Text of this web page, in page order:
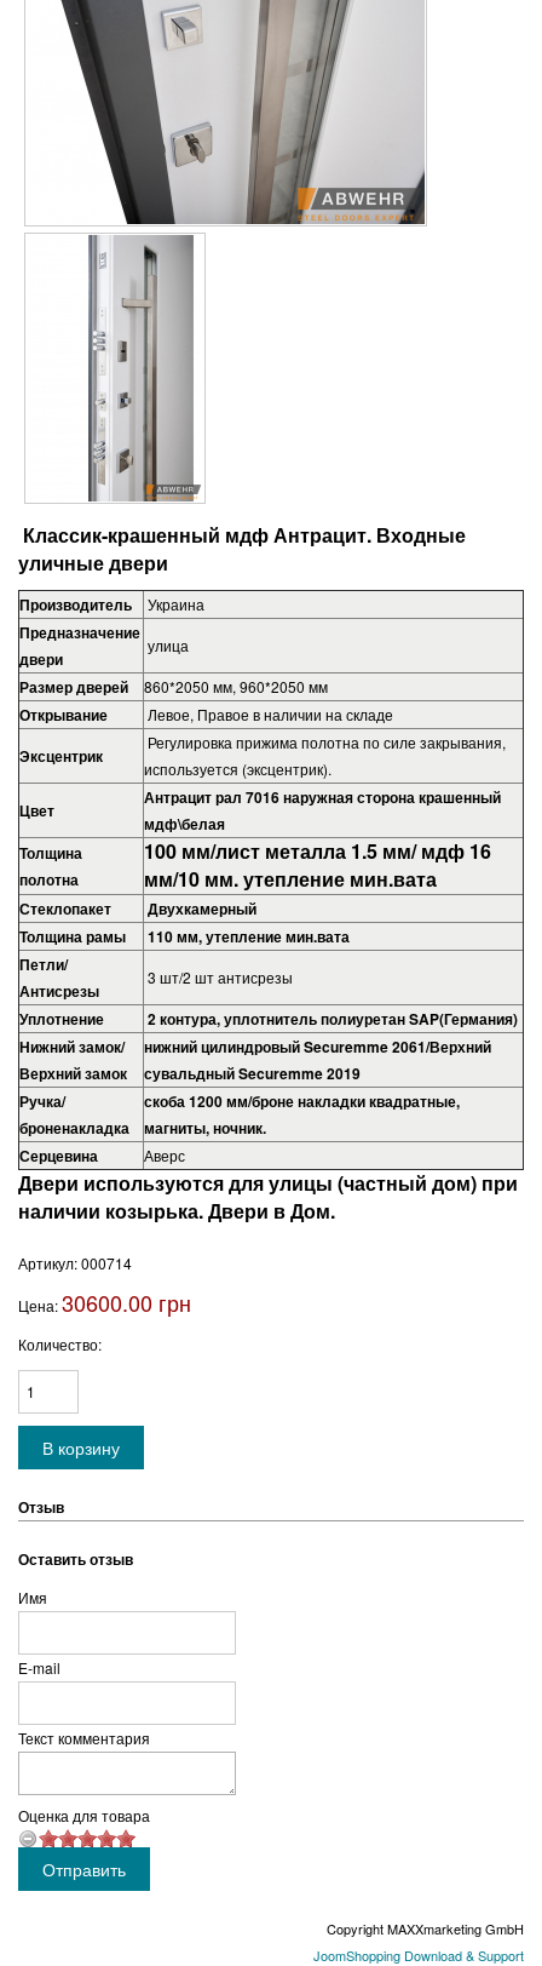
Классик-крашенный мдф Антрацит. Входные
уличные двери
Производитель Украина
Предназначение
двери
улица
Размер дверей 860*2050 мм, 960*2050 мм
Открывание Левое, Правое в наличии на складе
Эксцентрик
Регулировка прижима полотна по силе закрывания,
используется (эксцентрик).
Цвет
Антрацит рал 7016 наружная сторона крашенный
мдф\белая
Толщина
полотна
100 мм/лист металла 1.5 мм/ мдф 16
мм/10 мм. утепление мин.вата
Стеклопакет
Двухкамерный
Толщина рамы
110 мм, утепление мин.вата
Петли/
Антисрезы
3 шт/2 шт антисрезы
Уплотнение
2 контура, уплотнитель полиуретан SAP(Германия)
Нижний замок/
Верхний замок
нижний цилиндровый Securemme 2061/Верхний
сувальдный Securemme 2019
Ручка/
броненакладка
скоба 1200 мм/броне накладки квадратные,
магниты, ночник.
Серцевина
Аверс
Двери используются для улицы (частный дом) при
наличии козырька. Двери в Дом.
Артикул:000714
Цена:30600.00 грн
Количество:
Отзыв
Оставить отзыв
Имя
E-mail
Текст комментария
Оценка для товара
Copyright MAXXmarketing GmbH
JoomShopping Download & Support